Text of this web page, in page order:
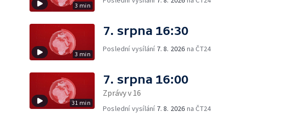
3 min
3 min
7. srpna 16:30
Poslední vysílání 7. 8. 2026 na ČT24
31 min
7. srpna 16:00
Zprávy v 16
Poslední vysílání 7. 8. 2026 na ČT24